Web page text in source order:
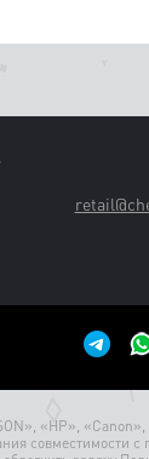
«HP»,
совместимости